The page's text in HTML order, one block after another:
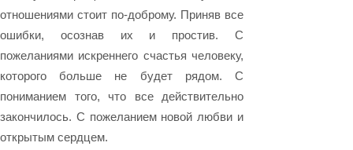
отношениями стоит по-доброму. Приняв все
ошибки, осознав их и простив. С
пожеланиями искреннего счастья человеку,
которого больше не будет рядом. С
пониманием того, что все действительно
закончилось. С пожеланием новой любви и
открытым сердцем.